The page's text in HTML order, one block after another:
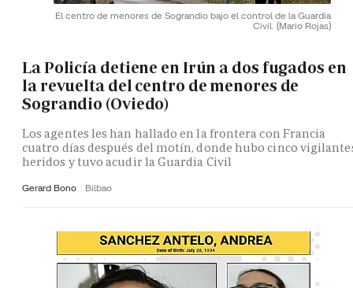
El centro de menores de Sograndio bajo el control de la Guardia
Civil. (Mario Rojas)
La Policía detiene en Irún a dos fugados en
la revuelta del centro de menores de
Sograndio (Oviedo)
Los agentes les han hallado en la frontera con Francia
cuatro días después del motín, donde hubo cinco
heridos y tuvo acudir la Guardia Civil
Gerard Bono Bilbao